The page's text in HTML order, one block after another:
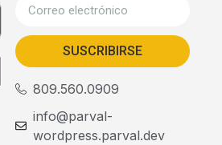
SUSCRIBIRSE
809.560.0909
info@parval-
wordpress.parval.dev